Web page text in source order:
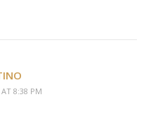
AT 8:38 PM